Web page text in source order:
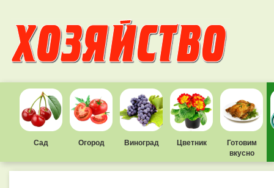
Сад Огород Виноград Цветник
Готовим
вкусно